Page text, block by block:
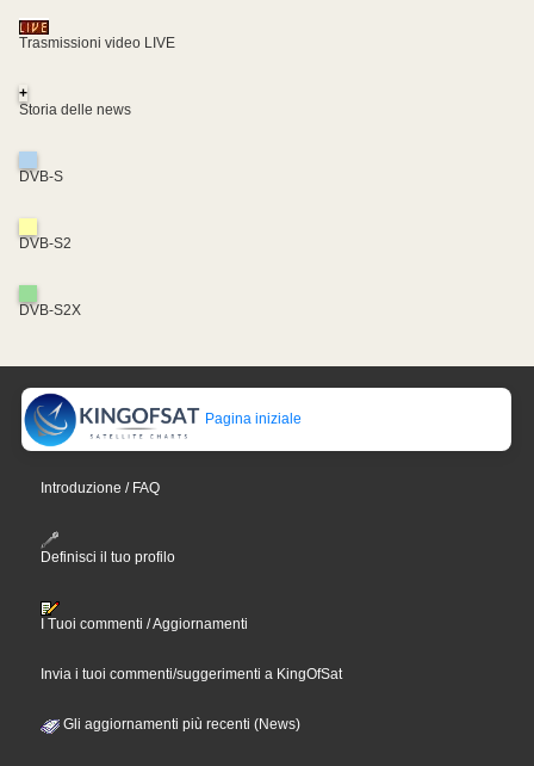
Trasmissioni video LIVE
+
Storia delle news
DVB-S
DVB-S2
DVB-S2X
Pagina iniziale
Introduzione / FAQ
Definisci il tuo profilo
I Tuoi commenti / Aggiornamenti
Invia i tuoi commenti/suggerimenti a KingOfSat
Gli aggiornamenti più recenti (News)